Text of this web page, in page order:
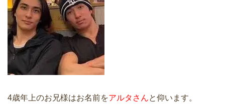
4歳年上のお兄様はお名前をアルタさんと仰います。